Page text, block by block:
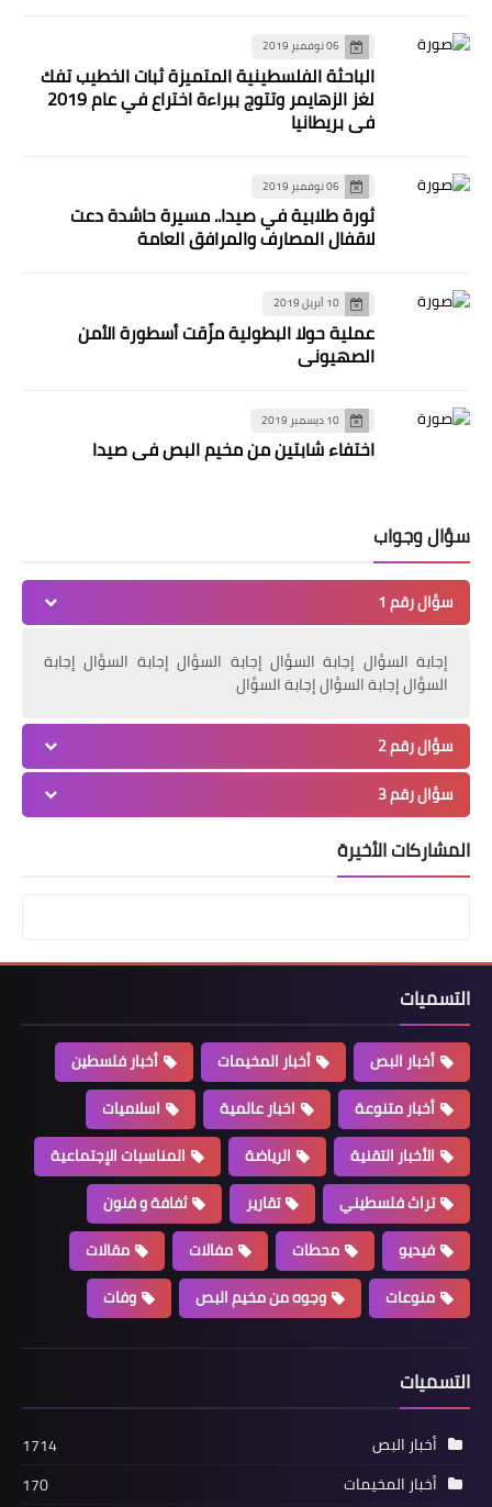
06 نوفمبر 2019
الباحثة الفلسطينية المتميزة ثبات الخطيب تفك
لغز الزهايمر وتتوج ببراءة اختراع في عام 2019
في بريطانيا
06 نوفمبر 2019
ثورة طلابية في صيدا.. مسيرة حاشدة دعت
لاقفال المصارف والمرافق العامة
10 أبريل 2019
عملية حولا البطولية مزّقت أسطورة الأمن
الصهيوني
10 ديسمبر 2019
اختفاء شابتين من مخيم البص في صيدا
سؤال وجواب
سؤال رقم 1
إجابة السؤال إجابة السؤال إجابة السؤال إجابة السؤال إجابة
السؤال إجابة السؤال إجابة السؤال
سؤال رقم 2
سؤال رقم 3
المشاركات الأخيرة
التسميات
أخبار البص أخبار المخيمات
أخبار فلسطين
أخبار متنوعة
اخبار عالمية
اسلاميات
الأخبار التقنية
الرياضة
المناسبات الإجتماعية
تراث فلسطيني
تقارير
ثفافة و فنون
فيديو
محطات مفالات
مقالات
منوعات
وجوه من مخيم البص وفات
التسميات
أخبار البص
1714
أخبار المخيمات
170